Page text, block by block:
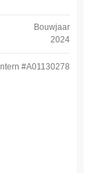
Bouwjaar
2024
#A01130278